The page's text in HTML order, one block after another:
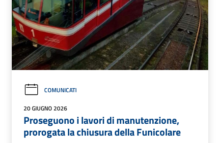
COMUNICATI
20 GIUGNO 2026
Proseguono i lavori di manutenzione,
prorogata la chiusura della Funicolare